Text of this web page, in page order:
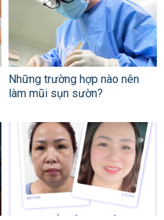
Những trường hợp nào nên
làm mũi sụn sườn?